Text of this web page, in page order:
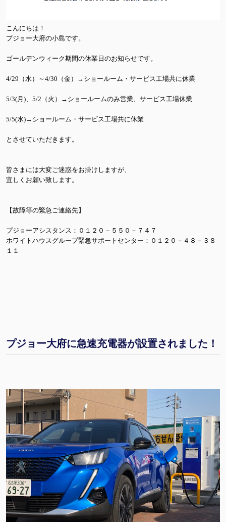
こんにちは！
プジョー大府の小島です。
ゴールデンウィーク期間の休業日のお知らせです。
4/29（水）～4/30（金）→ショールーム・サービス工場共に休業
5/3(月)、5/2（火）→ショールームのみ営業、サービス工場休業
5/5(水)→ショールーム・サービス工場共に休業
とさせていただきます。
皆さまには大変ご迷惑をお掛けしますが、
宜しくお願い致します。
【故障等の緊急ご連絡先】
プジョーアシスタンス：０１２０－５５０－７４７
ホワイトハウスグループ緊急サポートセンター：０１２０－４８－３８
１１
プジョー大府に急速充電器が設置されました！